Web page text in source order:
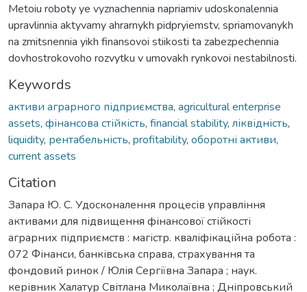
Metoiu roboty ye vyznachennia napriamiv udoskonalennia
upravlinnia aktyvamy ahrarnykh pidpryiemstv, spriamovanykh
na zmitsnennia yikh finansovoi stiikosti ta zabezpechennia
dovhostrokovoho rozvytku v umovakh rynkovoi nestabilnosti.
Keywords
активи аграрного підприємства, agricultural enterprise
assets, фінансова стійкість, financial stability, ліквідність,
liquidity, рентабельність, profitability, оборотні активи,
current assets
Citation
Запара Ю. С. Удосконалення процесів управління
активами для підвищення фінансової стійкості
аграрних підприємств : магістр. кваліфікаційна робота :
072 Фінанси, банківська справа, страхування та
фондовий ринок / Юлія Сергіївна Запара ; наук.
керівник Халатур Світлана Миколаївна ; Дніпровський